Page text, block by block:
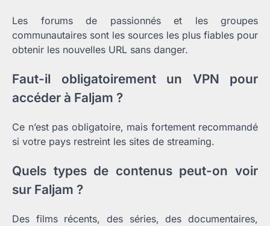
Les forums de passionnés et les groupes
communautaires sont les sources les plus fiables pour
obtenir les nouvelles URL sans danger.
Faut-il obligatoirement un VPN pour
accéder à Faljam ?
Ce n’est pas obligatoire, mais fortement recommandé
si votre pays restreint les sites de streaming.
Quels types de contenus peut-on voir
sur Faljam ?
Des films récents, des séries, des documentaires,